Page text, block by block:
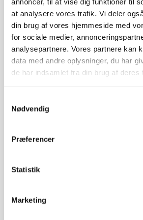
at analysere vores trafik. Vi deler
din brug af vores hjemmeside med
for sociale medier,
analysepartnere. Vores partnere kan
data med andre oplysninger, du har
de har indsamlet fra din brug af deres
Nødvendig
Præferencer
Statistik
Marketing